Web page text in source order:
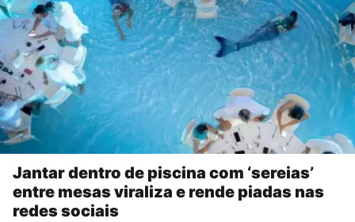
Jantar dentro de piscina com ‘sereias’
entre mesas viraliza e rende piadas nas
redes sociais